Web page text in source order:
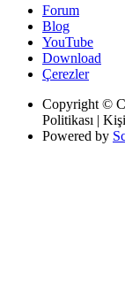
Forum
Blog
YouTube
Download
Çerezler
Copyright ©
Politikası |
Powered by